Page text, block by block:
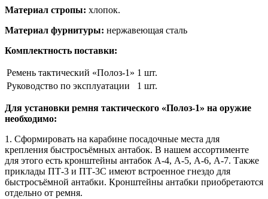
Материал стропы: хлопок.
Материал фурнитуры: нержавеющая сталь
Комплектность поставки:
Ремень тактический «Полоз-1» 1 шт.
Руководство по эксплуатации
1 шт.
Для установки ремня тактического «Полоз-1» на оружие
необходимо:
1. Сформировать на карабине посадочные места для
крепления быстросъёмных антабок. В нашем ассортименте
для этого есть кронштейны антабок А-4, А-5, А-6, А-7. Также
приклады ПТ-3 и ПТ-3С имеют встроенное гнездо для
быстросъёмной антабки. Кронштейны антабки приобретаются
отдельно от ремня.